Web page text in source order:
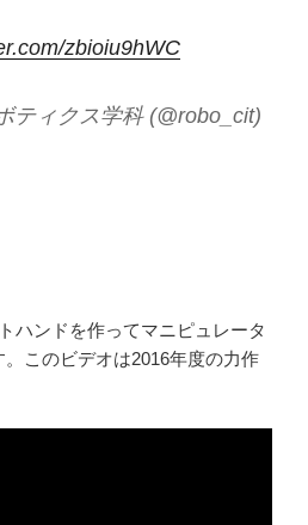
zbioiu9hWC
ィクス学科 (@robo_cit)
ハンドを作ってマニピュレータ
このビデオは2016年度の力作